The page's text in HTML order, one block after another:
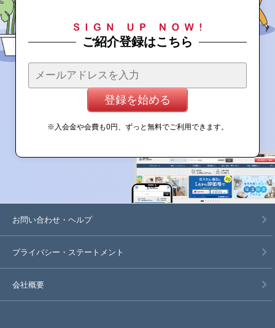
ご紹介登録はこちら
登録を始める
※入会金や会費も0円、ずっと無料でご利用できます。
お問い合わせ・ヘルプ
プライバシー・ ステートメント
会社概要